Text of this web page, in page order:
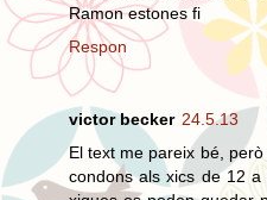
Ramon estones fi
Respon
victor becker 24.5.13
El text me pareix bé,
condons als xics de 12